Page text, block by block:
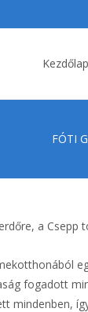
Kezdőlap
FÓTI
a Csepp
fogadott
mindenben,